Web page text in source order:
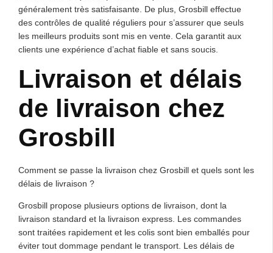
généralement très satisfaisante. De plus, Grosbill effectue
des contrôles de qualité réguliers pour s’assurer que seuls
les meilleurs produits sont mis en vente. Cela garantit aux
clients une expérience d’achat fiable et sans soucis.
Livraison et délais
de livraison chez
Grosbill
Comment se passe la livraison chez Grosbill et quels sont les
délais de livraison ?
Grosbill propose plusieurs options de livraison, dont la
livraison standard et la livraison express. Les commandes
sont traitées rapidement et les colis sont bien emballés pour
éviter tout dommage pendant le transport. Les délais de